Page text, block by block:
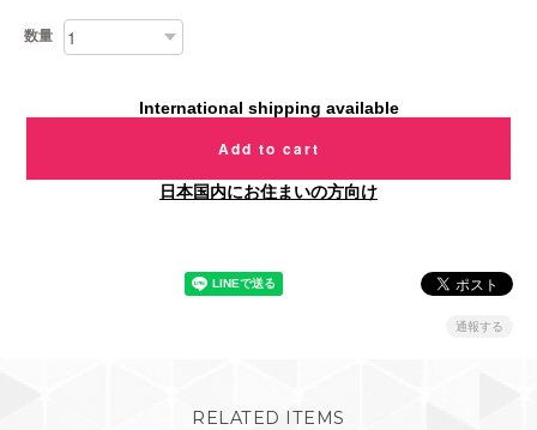
数量
International shipping available
Add to cart
日本国内にお住まいの方向け
通報する
RELATED ITEMS